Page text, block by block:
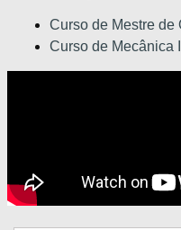
Curso de Mestre de
Curso de Mecânica